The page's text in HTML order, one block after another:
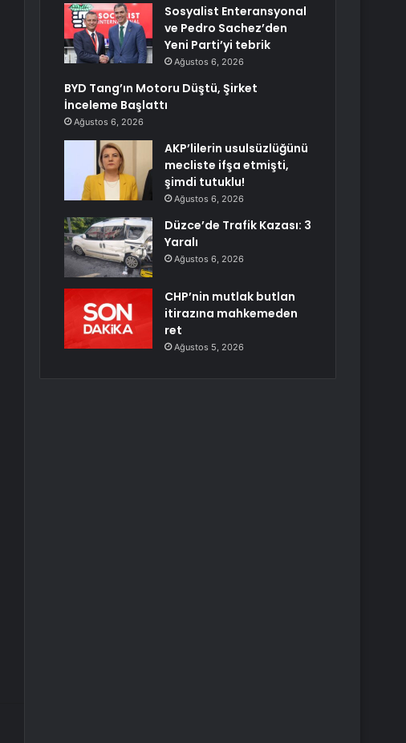
Sosyalist Enteransyonal
ve Pedro Sachez’den
Yeni Parti’yi tebrik
Ağustos 6, 2026
BYD Tang’ın Motoru Düştü, Şirket
İnceleme Başlattı
Ağustos 6, 2026
AKP’lilerin usulsüzlüğünü
mecliste ifşa etmişti,
şimdi tutuklu!
Ağustos 6, 2026
Düzce’de Trafik Kazası: 3
Yaralı
Ağustos 6, 2026
CHP’nin mutlak butlan
itirazına mahkemeden
ret
Ağustos 5, 2026